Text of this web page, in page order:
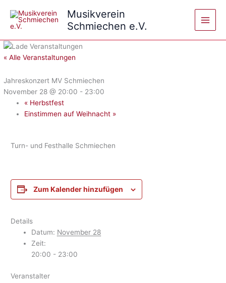
Inhalt
springen
Musikverein
Schmiechen e.V.
« Alle Veranstaltungen
Jahreskonzert MV Schmiechen
November 28 @ 20:00 - 23:00
« Herbstfest
Einstimmen auf Weihnacht »
Turn- und Festhalle Schmiechen
Zum Kalender hinzufügen
Details
Datum: November 28
Zeit:
20:00 - 23:00
Veranstalter